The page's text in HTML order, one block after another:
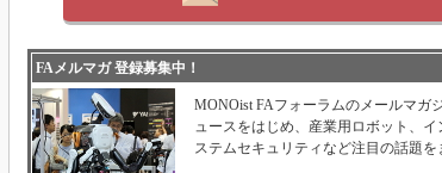
FAメルマガ 登録募集中！
MONOist FAフォーラムのメールマガ
ュースをはじめ、産業用ロボット、
ステムセキュリティなど注目の話題を